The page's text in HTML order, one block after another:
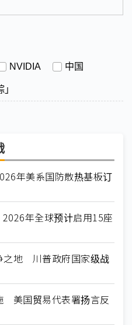
NVIDIA 中国
年美系国防散热基板订
年全球预计启用15座
之地 川普政府国家级战
美国贸易代表署扬言反